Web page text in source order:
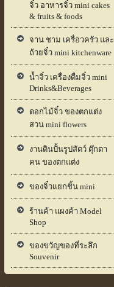
จิ๋ว อาหารจิ๋ว mini cakes
& fruits & foods
จาน ชาม เครื่อวครัว และ
ถ้วยจิ๋ว mini kitchenware
น้ำจิ๋ว เครื่องดื่มจิ๋ว mini
Drinks&Beverages
ดอกไม้จิ๋ว ของตกแต่ง
สวน mini flowers
งานดินปั้นรูปสัตว์ ตุ๊กตา
คน ของตกแต่ง
ของจิ๋วแยกชิ้น mini
ร้านค้า แผงค้า Model
Shop
ของขวัญของที่ระลึก
Souvenir